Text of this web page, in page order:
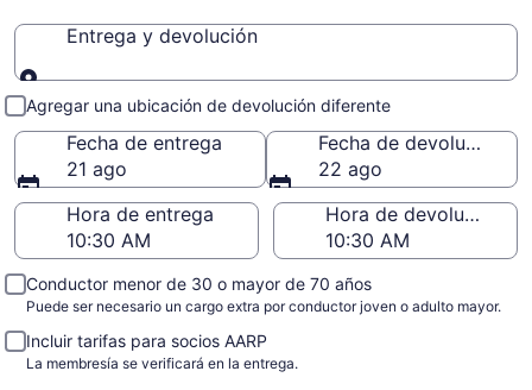
Entrega y devolución
Entrega y devolución
Agregar una ubicación de devolución diferente
Fecha de entrega
21 ago
Fecha de devolución
22 ago
Hora de entrega
Hora de devolución
Conductor menor de 30 o mayor de 70 años
Puede ser necesario un cargo extra por conductor joven o adulto mayor.
Incluir tarifas para socios AARP
La membresía se verificará en la entrega.